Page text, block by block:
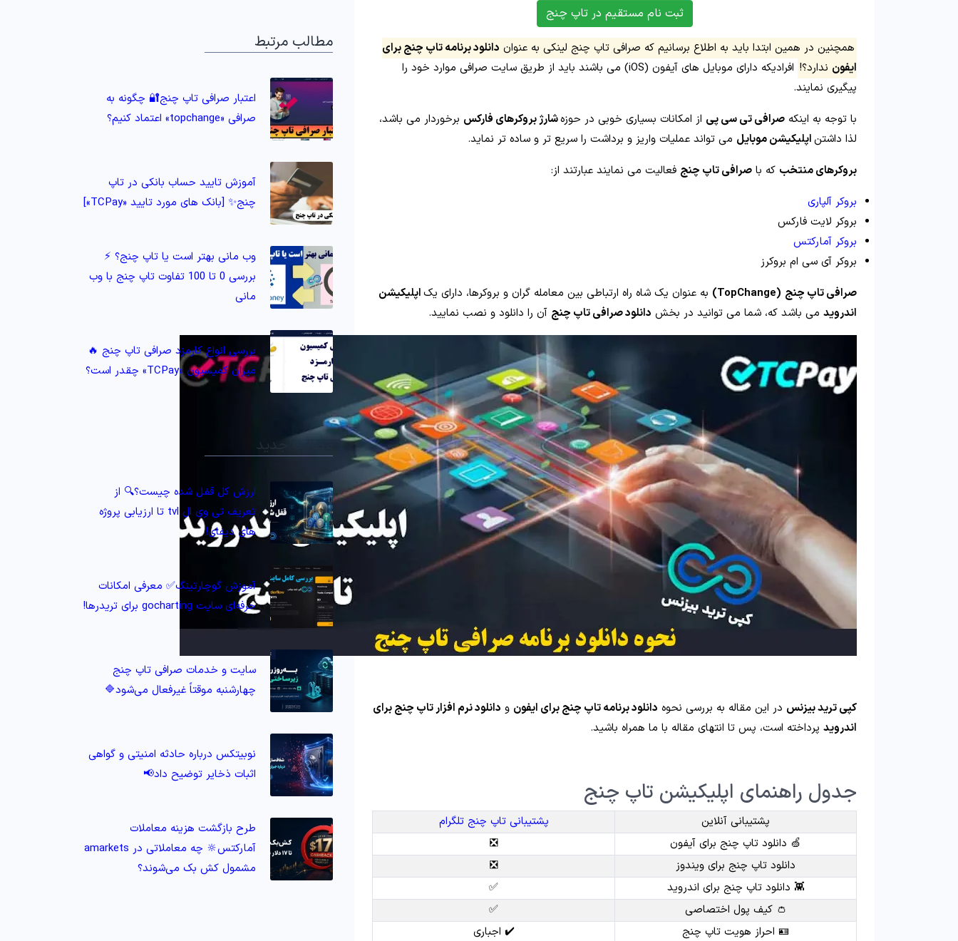
ثبت نام مستقیم در تاپ چنج
همچنین در همین ابتدا باید به اطلاع برسانیم که صرافی تاپ چنج لینکی به عنوان دانلود برنامه تاپ چنج برای
ایفون ندارد؟!
افرادیکه دارای موبایل های آیفون (iOS) می باشند باید از طریق سایت صرافی موارد خود را
پیگیری نمایند.
با توجه به اینکه صرافی تی سی پی از امکانات بسیاری خوبی در حوزهشارژ بروکرهای فارکس برخوردار می باشد،
لذا داشتناپلیکیشن موبایل می تواند عملیات واریز و برداشت را سریع تر و ساده تر نماید.
بروکرهای منتخب که با صرافی تاپ چنج فعالیت می نمایند عبارتند از:
بروکر آلپاری
بروکر لایت فارکس
بروکر آمارکتس
بروکر آی سی ام بروکرز
صرافی تاپ چنج (TopChange) به عنوان یک شاه راه ارتباطی بین معامله گران و بروکرها، دارای یکاپلیکیشن
اندروید می باشد که، شما می توانید در بخش دانلود صرافی تاپ چنج آن را دانلود و نصب نمایید.
کپی ترید بیزنس در این مقاله به بررسی نحوه دانلود برنامه تاپ چنج برای ایفون و دانلود نرم افزار تاپ چنج برای
اندروید پرداخته است، پس تا انتهای مقاله با ما همراه باشید.
جدول راهنمای اپلیکیشن تاپ چنج
پشتیبانی آنلاین
پشتیبانی تاپ چنج تلگرام
🍏 دانلود تاپ چنج برای آیفون
❎
دانلود تاپ چنج برای ویندوز
❎
👾 دانلود تاپ چنج برای اندروید
✅
👛 کیف پول اختصاصی
✅
🪪 احراز هویت تاپ چنج
✔️ اجباری
مطالب مرتبط
اعتبار صرافی تاپ چنج🔐 چگونه به
صرافی «topchange» اعتماد کنیم؟
آموزش تایید حساب بانکی در تاپ
چنج✨ [بانک های مورد تایید «TCPay»]
وب مانی بهتر است یا تاپ چنج؟ ⚡️
بررسی 0 تا 100 تفاوت تاپ چنج با وب
مانی
بررسی انواع کارمزد صرافی تاپ چنج 🔥
میزان کمیسیون «TCPay» چقدر است؟
مطالب جدید
ارزش کل قفل شده چیست؟🔍 از
تعریف تی وی ال tvl تا ارزیابی پروژه‌
های دیفای!
آموزش گوچارتینگ✅ معرفی امکانات
حرفه‌ای سایت gocharting برای تریدرها!
سایت و خدمات صرافی تاپ‌ چنج
چهارشنبه موقتاً غیرفعال می‌شود🔷
نوبیتکس درباره حادثه امنیتی و گواهی
اثبات ذخایر توضیح داد📢
طرح بازگشت هزینه معاملات
آمارکتس🔆 چه معاملاتی در amarkets
مشمول کش‌ بک می‌شوند؟